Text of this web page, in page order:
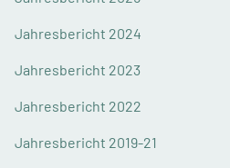
Jahresbericht 2024
Jahresbericht 2023
Jahresbericht 2022
Jahresbericht 2019-21